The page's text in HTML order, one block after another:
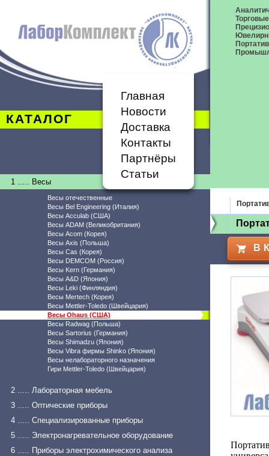
КАТАЛОГ
Главная
Новости
Доставка
Контакты
Партнёры
Статьи
1 ..... Весы
Весы отечественные
Весы Bel Engineering (Италия)
Весы Acculab (США)
Весы ADAM (Великобритания)
Весы Acom (Корея)
Весы Axis (Польша)
Весы Cas (Корея)
Весы DEMCOM (Россия)
Весы Kern (Германия)
Весы A&D (Япония)
Весы Leki (Финляндия)
Весы Mertech (Корея)
Весы Mettler-Toledo (Швейцария)
Весы Ohaus (США)
Весы Radwag (Польша)
Весы Sartorius (Германия)
Весы Shimadzu (Япония)
Весы Vibra фирмы Shinko (Япония)
Весы нелабораторного назначения
Гири Mettler-Toledo (Швейцария)
2 ..... Лабораторная мебель
3 ..... Оптические приборы
4 ..... Специализированные приборы
5 ..... Электронагревательное оборудование
6 ..... Приборы электрохимического анализа
В